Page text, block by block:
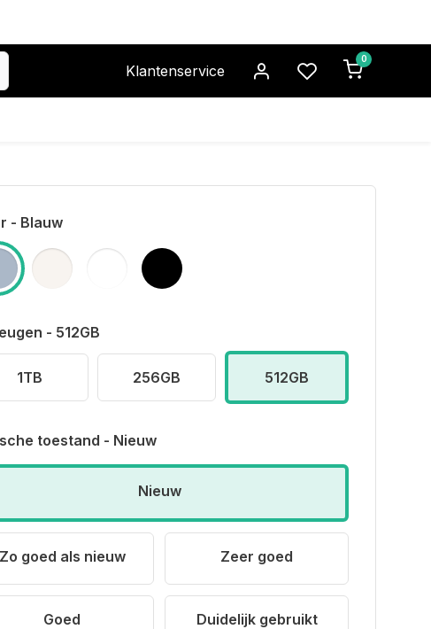
Klantenservice
0
- Blauw
- 512GB
1TB 256GB 512GB
toestand - Nieuw
Nieuw
Zo goed als nieuw Zeer goed
Goed Duidelijk gebruikt